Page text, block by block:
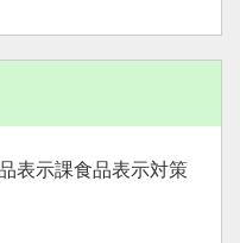
表示課食品表示対策